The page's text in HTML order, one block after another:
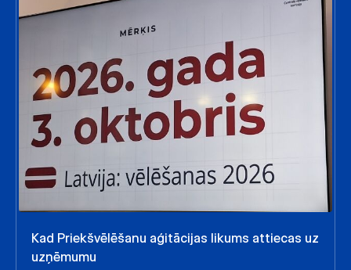
Kad Priekšvēlēšanu aģitācijas likums attiecas uz
uzņēmumu